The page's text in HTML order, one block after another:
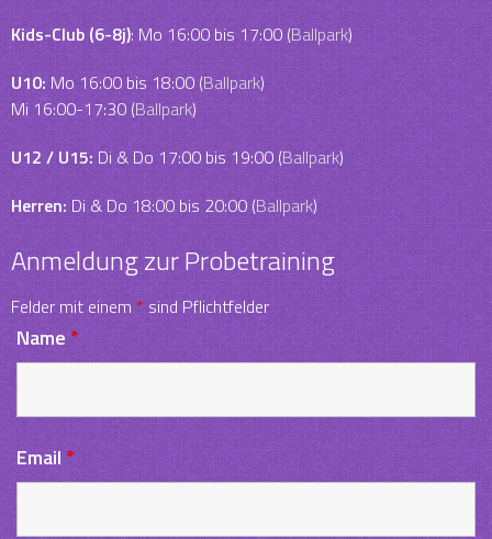
Kids-Club (6-8j): Mo 16:00 bis 17:00 (Ballpark)
U10:Mo 16:00 bis 18:00 (Ballpark)
Mi 16:00-17:30 (Ballpark)
U12 / U15: Di & Do 17:00 bis 19:00 (Ballpark)
Herren: Di & Do 18:00 bis 20:00 (Ballpark)
Anmeldung zur Probetraining
Felder mit einem *sind Pflichtfelder
Name *
Email *